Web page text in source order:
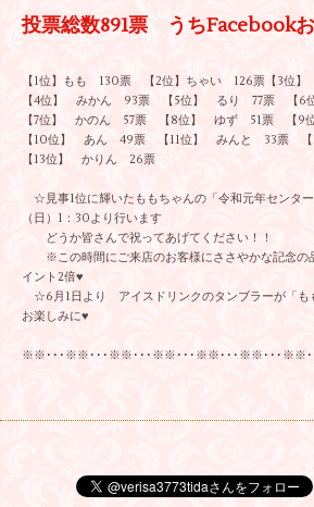
投票総数891票 うちFacebook
【1位】もも 130票 【2位】ちゃい 126票【3位
【4位】 みかん 93票 【5位】 るり 77票 【6
【7位】 かのん 57票 【8位】 ゆず 51票 【9
【10位】 あん 49票 【11位】 みんと 33票
【13位】 かりん 26票
☆見事1位に輝いたももちゃんの「令和元年センタ
（日）1：30より行います
どうか皆さんで祝ってあげてください！！
※この時間にご来店のお客様にささやかな記念の
イント2倍♥
☆6月1日より アイスドリンクのタンブラーが「も
お楽しみに♥
※※･･･※※･･･※※･･･※※･･･※※･･･※※･･･※※